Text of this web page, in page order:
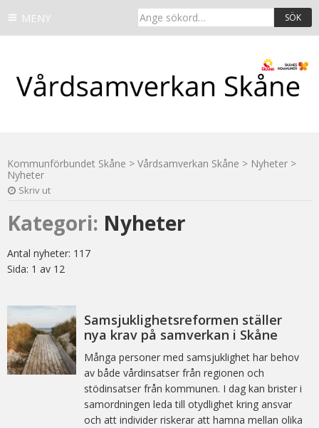
MENY
Ange
sökord…:
Kommunförbundet Skåne > Vårdsamverkan Skåne > Nyheter >
Nyheter
Skriv ut
Kategori: Nyheter
Antal nyheter: 117
Sida: 1 av 12
Samsjuklighetsreformen ställer
nya krav på samverkan i Skåne
Många personer med samsjuklighet har behov
av både vårdinsatser från regionen och
stödinsatser från kommunen. I dag kan brister i
samordningen leda till otydlighet kring ansvar
och att individer riskerar att hamna mellan olika